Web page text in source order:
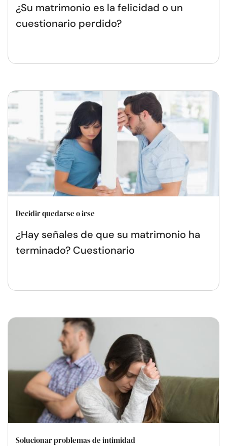
¿Su matrimonio es la felicidad o un
cuestionario perdido?
Decidir quedarse o irse
¿Hay señales de que su matrimonio ha
terminado? Cuestionario
Solucionar problemas de intimidad